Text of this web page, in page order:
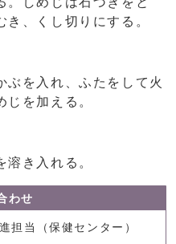
き、くし切りにする。
ぶを入れ、ふたをして火
を加える。
き入れる。
わせ
担当（保健センター）